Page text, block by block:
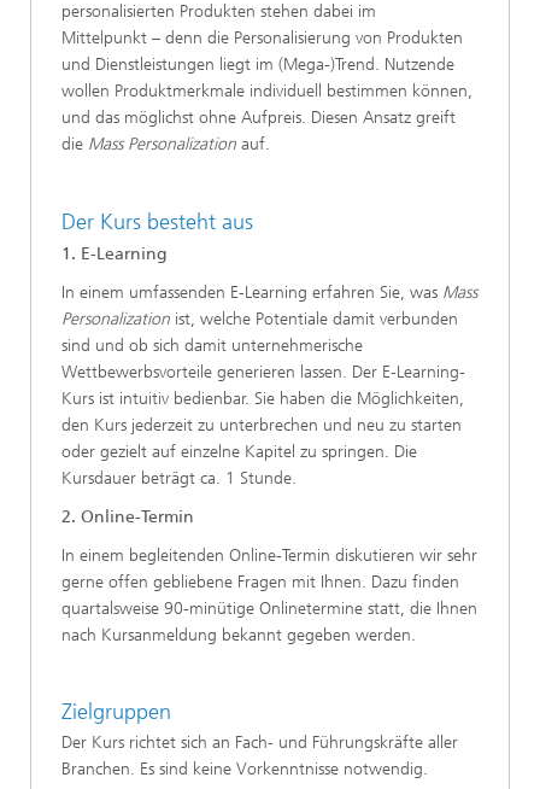
personalisierten Produkten stehen dabei im
Mittelpunkt – denn die Personalisierung von Produkten
und Dienstleistungen liegt im (Mega-)Trend. Nutzende
wollen Produktmerkmale individuell bestimmen können,
und das möglichst ohne Aufpreis. Diesen Ansatz greift
die Mass Personalization auf.
Der Kurs besteht aus
1. E-Learning
In einem umfassenden E-Learning erfahren Sie, was Mass
Personalization ist, welche Potentiale damit verbunden
sind und ob sich damit unternehmerische
Wettbewerbsvorteile generieren lassen. Der E-Learning-
Kurs ist intuitiv bedienbar. Sie haben die Möglichkeiten,
den Kurs jederzeit zu unterbrechen und neu zu starten
oder gezielt auf einzelne Kapitel zu springen. Die
Kursdauer beträgt ca. 1 Stunde.
2. Online-Termin
In einem begleitenden Online-Termin diskutieren wir sehr
gerne offen gebliebene Fragen mit Ihnen. Dazu finden
quartalsweise 90-minütige Onlinetermine statt, die Ihnen
nach Kursanmeldung bekannt gegeben werden.
Zielgruppen
Der Kurs richtet sich an Fach- und Führungskräfte aller
Branchen. Es sind keine Vorkenntnisse notwendig.